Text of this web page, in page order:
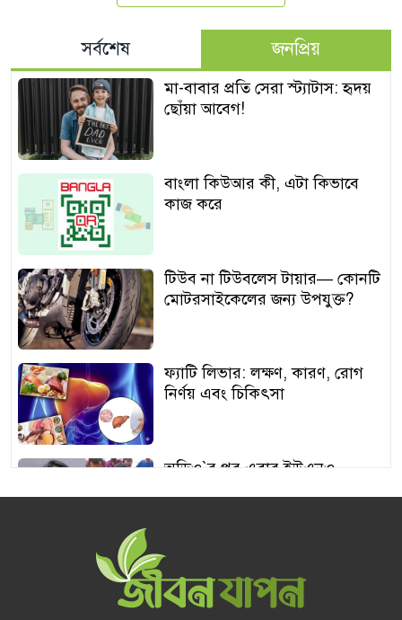
সর্বশেষ জনপ্রিয়
মা-বাবার প্রতি সেরা স্ট্যাটাস: হৃদয়
ছোঁয়া আবেগ!
বাংলা কিউআর কী, এটা কিভাবে
কাজ করে
টিউব না টিউবলেস টায়ার— কোনটি
মোটরসাইকেলের জন্য উপযুক্ত?
ফ্যাটি লিভার: লক্ষণ, কারণ, রোগ
নির্ণয় এবং চিকিৎসা
অডিও‍‍`র পর এবার ইউএনও
আঙুর চাষের স্বপ্ন শুরু ৩০ টাকায়,
এখন আয় লাখ টাকা